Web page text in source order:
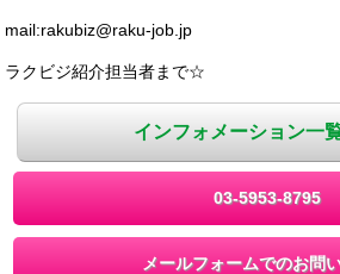
mail:rakubiz@raku-job.jp
ラクビジ紹介担当者まで☆
インフォメーション一
03-5953-8795
メールフォームでのお問